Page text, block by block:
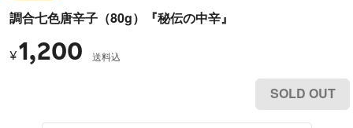
調合七色唐辛子（80g）『秘伝の中辛』
¥1,200 送料込
SOLD OUT